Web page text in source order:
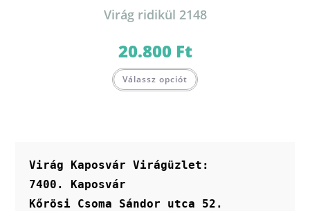
Virág ridikül 2148
20.800 Ft
Válassz opciót
Virág Kaposvár Virágüzlet:
7400. Kaposvár
Kőrösi Csoma Sándor utca 52.